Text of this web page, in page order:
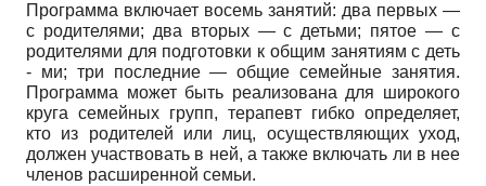
Программа включает восемь занятий: два первых —
с родителями; два вторых — с детьми; пятое — с
родителями для подготовки к общим занятиям с деть
- ми; три последние — общие семейные занятия.
Программа может быть реализована для широкого
круга семейных групп, терапевт гибко определяет,
кто из родителей или лиц, осуществляющих уход,
должен участвовать в ней, а также включать ли в нее
членов расширенной семьи.